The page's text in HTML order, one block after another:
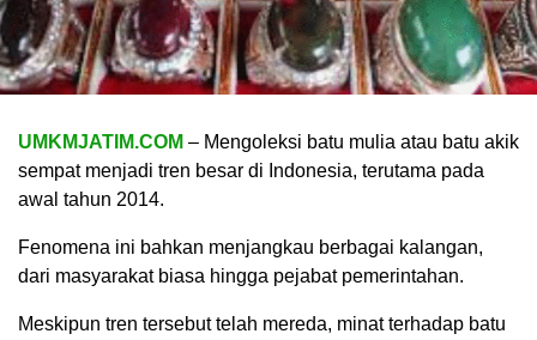
UMKMJATIM.COM – Mengoleksi batu mulia atau batu akik
sempat menjadi tren besar di Indonesia, terutama pada
awal tahun 2014.
Fenomena ini bahkan menjangkau berbagai kalangan,
dari masyarakat biasa hingga pejabat pemerintahan.
Meskipun tren tersebut telah mereda, minat terhadap batu